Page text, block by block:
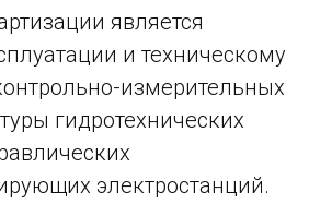
является
и техническому
измерительных
гидротехнических
электростанций.